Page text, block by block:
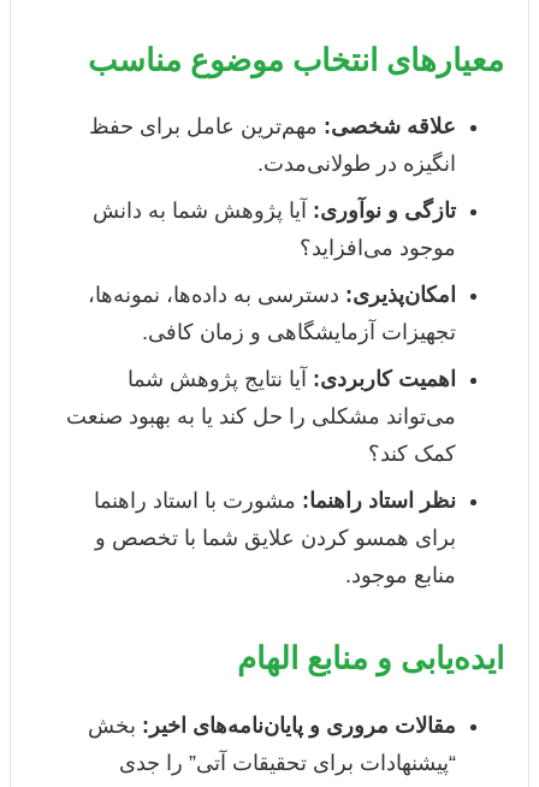
معیارهای انتخاب موضوع مناسب
علاقه شخصی: مهم‌ترین عامل برای حفظ
انگیزه در طولانی‌مدت.
تازگی و نوآوری: آیا پژوهش شما به دانش
موجود می‌افزاید؟
امکان‌پذیری: دسترسی به داده‌ها، نمونه‌ها،
تجهیزات آزمایشگاهی و زمان کافی.
اهمیت کاربردی: آیا نتایج پژوهش شما
می‌تواند مشکلی را حل کند یا به بهبود صنعت
کمک کند؟
نظر استاد راهنما: مشورت با استاد راهنما
برای همسو کردن علایق شما با تخصص و
منابع موجود.
ایده‌یابی و منابع الهام
مقالات مروری و پایان‌نامه‌های اخیر: بخش
“پیشنهادات برای تحقیقات آتی” را جدی